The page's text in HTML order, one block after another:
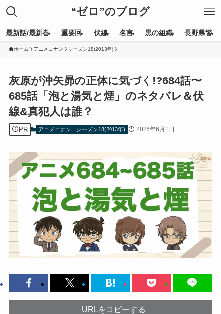
“ゼロ”のブログ
最新話/最新巻 重要回 伏線 名言 黒の組織 長野県警
ホーム アニメコナン シーズン18(2013年)
灰原が沖矢昴の正体に気づく!?684話〜
685話「泡と湯気と煙」のネタバレ＆伏
線&真犯人は誰？
PR アニメコナン シーズン18(2013年) 2026年6月1日
URLをコピーする